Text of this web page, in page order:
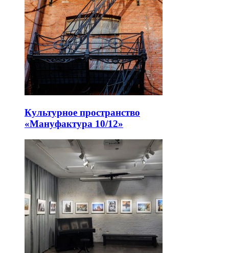
Культурное пространство
«Мануфактура 10/12»